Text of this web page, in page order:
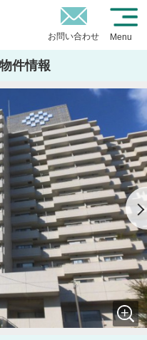
お問い合わせ Menu
件情報